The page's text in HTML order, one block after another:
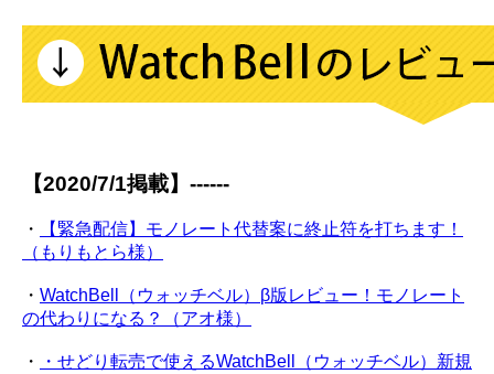
【2020/7/1掲載】------
・
【緊急配信】モノレート代替案に終止符を打ちます！
（もりもとら様）
・ WatchBell（ウォッチベル）β版レビュー！モノレート
の代わりになる？（アオ様）
・
・せどり転売で使えるWatchBell（ウォッチベル）新規